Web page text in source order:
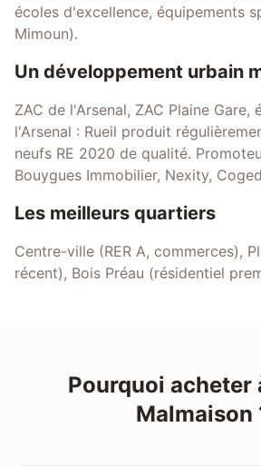
écoles d'excellence, équipements
Mimoun).
Un développement urbain
ZAC de l'Arsenal, ZAC Plaine Gare,
l'Arsenal : Rueil produit
neufs RE 2020 de qualité.
Bouygues Immobilier, Nexity,
Les meilleurs quartiers
Centre-ville (RER A, commerces),
récent), Bois Préau (résidentiel
Pourquoi acheter
Malmaison